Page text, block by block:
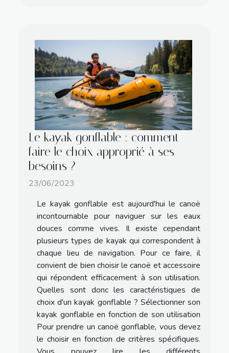
Le kayak gonflable : comment
faire le choix approprié à ses
besoins ?
23/06/2023
Le kayak gonflable est aujourd'hui le canoë
incontournable pour naviguer sur les eaux
douces comme vives. Il existe cependant
plusieurs types de kayak qui correspondent à
chaque lieu de navigation. Pour ce faire, il
convient de bien choisir le canoë et accessoire
qui répondent efficacement à son utilisation.
Quelles sont donc les caractéristiques de
choix d'un kayak gonflable ? Sélectionner son
kayak gonflable en fonction de son utilisation
Pour prendre un canoë gonflable, vous devez
le choisir en fonction de critères spécifiques.